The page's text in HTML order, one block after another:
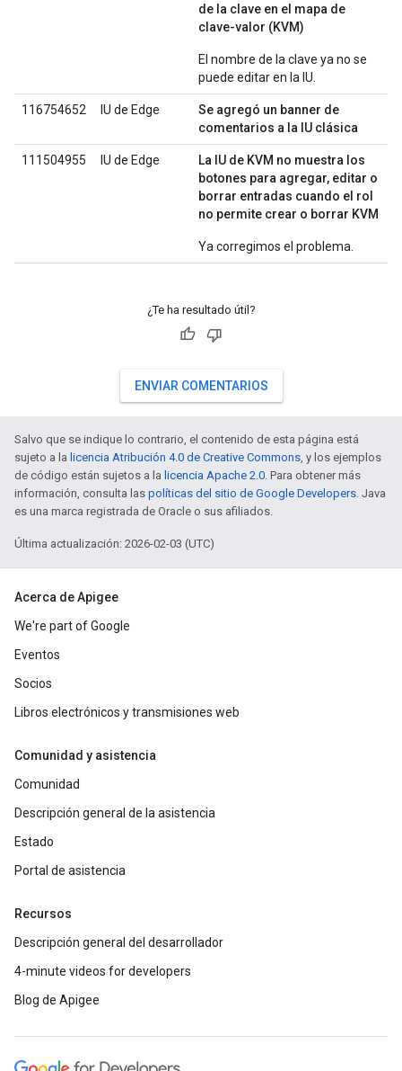
de la clave en el mapa de
clave-valor (KVM)
El nombre de la clave ya no se
puede editar en la IU.
116754652 IU de Edge
Se agregó un banner de
comentarios a la IU clásica
111504955 IU de Edge
La IU de KVM no muestra los
botones para agregar, editar o
borrar entradas cuando el rol
no permite crear o borrar KVM
Ya corregimos el problema.
¿Te ha resultado útil?
ENVIAR COMENTARIOS
Salvo que se indique lo contrario, el contenido de esta página está
sujeto a la licencia Atribución 4.0 de Creative Commons, y los ejemplos
de código están sujetos a la licencia Apache 2.0. Para obtener más
información, consulta las políticas del sitio de Google Developers. Java
es una marca registrada de Oracle o sus afiliados.
Última actualización: 2026-02-03 (UTC)
Acerca de Apigee
We're part of Google
Eventos
Socios
Libros electrónicos y transmisiones web
Comunidad y asistencia
Comunidad
Descripción general de la asistencia
Estado
Portal de asistencia
Recursos
Descripción general del desarrollador
4-minute videos for developers
Blog de Apigee